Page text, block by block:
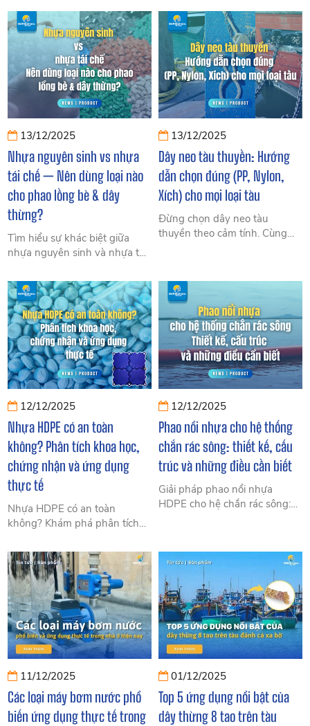
thái – giải pháp linh hoạt, an
toàn và tối ưu chi phí cho mọi
dự án.
13/12/2025
Nhựa nguyên sinh vs nhựa
tái chế — Nên dùng loại nào
cho phao lồng bè & dây
thừng?
Tìm hiểu sự khác biệt giữa
nhựa nguyên sinh và nhựa tái
cho phao lồng bè và dây
thừng trong môi trường biển
khắc nghiệt.
13/12/2025
Dây neo tàu thuyền: Hướng
dẫn chọn đúng (PP, Nylon,
Xích) cho mọi loại tàu
Đừng chọn dây neo tàu
thuyền theo cảm tính. Cùng
hợp mọi loại tàu.
12/12/2025
Nhựa HDPE có an toàn
không? Phân tích khoa học,
chứng nhận và ứng dụng
thực tế
Nhựa HDPE có an toàn
không? Khám phá phân tích
và ứng dụng thực tế trong môi
trường Việt Nam để đánh giá
độ an toàn chính xác.
12/12/2025
Phao nổi nhựa cho hệ thống
chắn rác sông: thiết kế, cấu
trúc và những điều cần biết
Giải pháp phao nổi nhựa
HDPE cho hệ chắn rác sông:
UV. Tìm hiểu ngay.
11/12/2025
Các loại máy bơm nước phổ
biến ứng dụng thực tế trong
01/12/2025
Top 5 ứng dụng nổi bật của
dây thừng 8 tao trên tàu